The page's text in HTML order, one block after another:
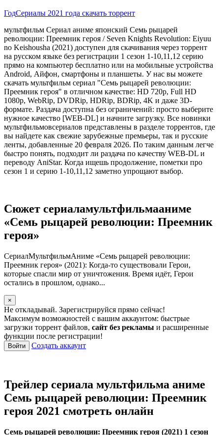
ГодСериалы 2021 года скачать торрент
мультфильм Сериал аниме японский Семь рыцарей
революции: Преемник героя / Seven Knights Revolution: Eiyuu
no Keishousha (2021) доступен для скачивания через торрент
на русском языке без регистрации 1 сезон 1-10,11,12 серию
прямо на компьютер бесплатно или на мобильные устройства
Android, Айфон, смартфоны и планшеты. У нас вы можете
скачать мультфильм сериал "Семь рыцарей революции:
Преемник героя" в отличном качестве: HD 720p, Full HD
1080p, WebRip, DVDRip, HDRip, BDRip, 4K и даже 3D-
формате. Раздача доступна без ограничений: просто выберите
нужное качество [WEB-DL] и начните загрузку. Все новинки
мультфильмовсериалов представлены в разделе торрентов, где
вы найдете как свежие зарубежные премьеры, так и русские
ленты, добавленные 20 февраля 2026. По таким данным легче
быстро понять, подходит ли раздача по качеству WEB-DL и
переводу AniStar. Когда ищешь продолжение, пометки про
сезон 1 и серию 1-10,11,12 заметно упрощают выбор.
Сюжет сериаламультфильмааниме
«Семь рыцарей революции: Преемник
героя»
СериалМультфильмАниме «Семь рыцарей революции:
Преемник героя» (2021): Когда-то существовали Герои,
которые спасли мир от уничтожения. Время идёт, Герои
остались в прошлом, однако...
×
Не откладывай. Зарегистрируйся прямо сейчас!
Максимум возможностей с вашим аккаунтом: быстрые
загрузки торрент файлов, сайт без рекламы и расширенные
функции после регистрации!
Войти Создать аккаунт
Трейлер сериала мультфильма аниме
Семь рыцарей революции: Преемник
героя 2021 смотреть онлайн
Семь рыцарей революции: Преемник героя (2021) 1 сезон